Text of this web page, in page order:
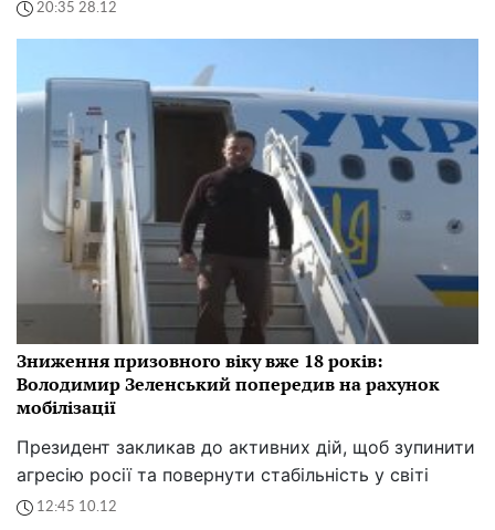
20:35 28.12
Зниження призовного віку вже 18 років:
Володимир Зеленський попередив на рахунок
мобілізації
Президент закликав до активних дій, щоб зупинити
агресію росії та повернути стабільність у світі
12:45 10.12